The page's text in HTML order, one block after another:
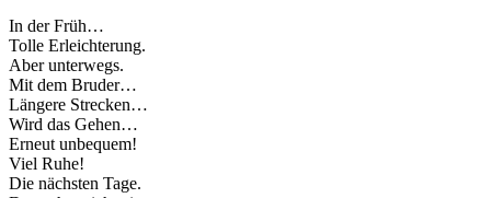
In der Früh…
Tolle Erleichterung.
Aber unterwegs.
Mit dem Bruder…
Längere Strecken…
Wird das Gehen…
Erneut unbequem!
Viel Ruhe!
Die nächsten Tage.